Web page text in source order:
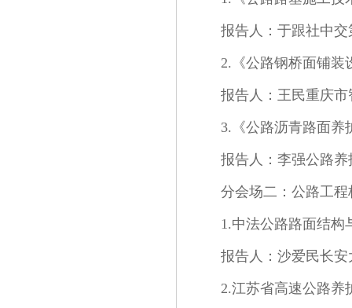
报告人：于跟社中
2.《公路钢桥面铺装
报告人：王民重庆
3.《公路沥青路面养
报告人：李强公路
分会场二：公路工
1.中法公路路面结构
报告人：沙爱民长安
2.江苏省高速公路养